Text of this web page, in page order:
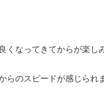
くなってきてからが楽し
らのスピードが感じられ